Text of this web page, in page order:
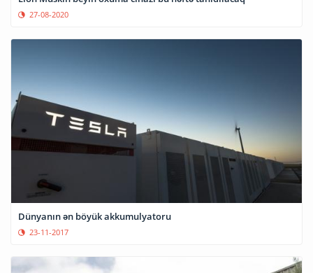
27-08-2020
Dünyanın ən böyük akkumulyatoru
23-11-2017